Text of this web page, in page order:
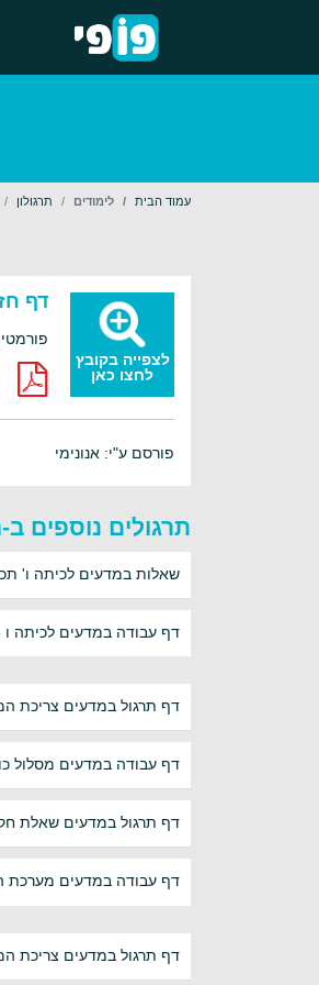
עמוד הבית לימודים תרגולון
לצפייה בקובץ
לחצו כאן
דף
פורסם ע"י: אנונימי
תרגולים נוספים
שאלות במדעים לכיתה ו'
דף עבודה במדעים לכיתה ו
דף תרגול במדעים צריכת
דף עבודה במדעים מסלול
דף תרגול במדעים שאלת
דף עבודה במדעים מערכת
דף תרגול במדעים צריכת